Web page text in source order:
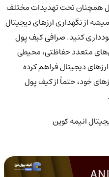
همچنان تحت تهدیدات مختلف
از نگهداری ارزهای دیجیتال
کنید. صرافی کیف پول
متعدد حفاظتی، محیطی
دیجیتال فراهم کرده
خود، حتماً از کیف پول
انیمه کوین